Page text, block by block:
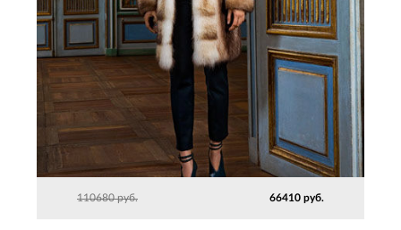
110680 руб. 66410 руб.